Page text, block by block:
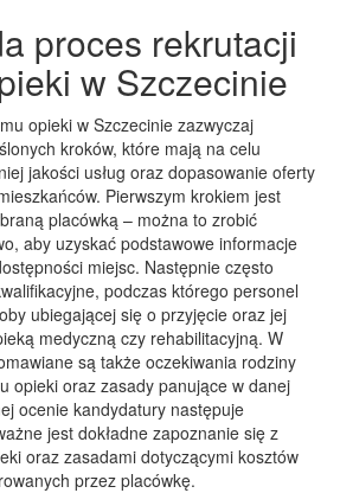
proces rekrutacji
w Szczecinie
opieki w Szczecinie zazwyczaj
kroków, które mają na celu
jakości usług oraz dopasowanie oferty
Pierwszym krokiem jest
placówką – można to zrobić
aby uzyskać podstawowe informacje
miejsc. Następnie często
podczas którego personel
ubiegającej się o przyjęcie oraz jej
medyczną czy rehabilitacyjną. W
są także oczekiwania rodziny
opieki oraz zasady panujące w danej
ocenie kandydatury następuje
jest dokładne zapoznanie się z
oraz zasadami dotyczącymi kosztów
przez placówkę.